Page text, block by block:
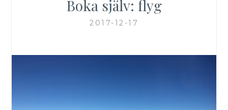
Boka själv: flyg
2017-12-17